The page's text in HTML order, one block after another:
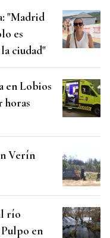
"Madrid
es
ciudad"
en Lobios
horas
Verín
río
en